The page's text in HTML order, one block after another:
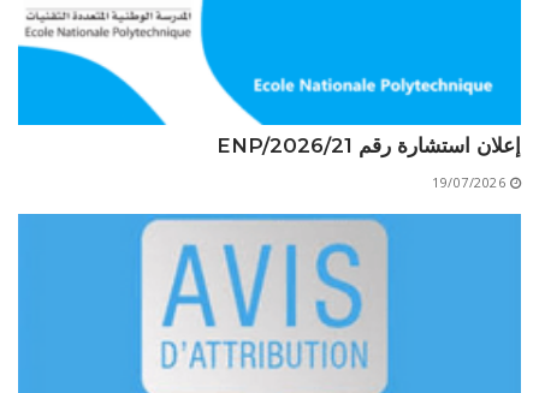
إعلان استشارة رقم 21/ENP/2026
19/07/2026